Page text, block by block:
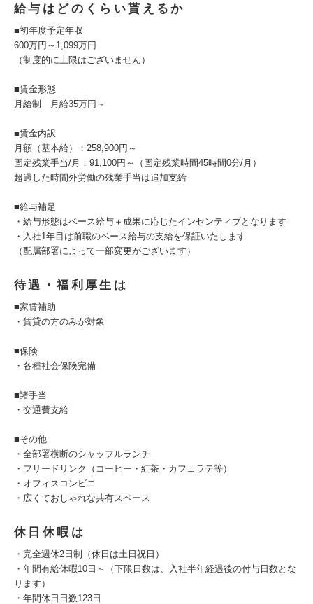
給与はどのくらい貰えるか
■初年度予定年収
600万円～1,099万円
（制度的に上限はございません）
■賃金形態
月給制 月給35万円～
■賃金内訳
月額（基本給）：258,900円～
固定残業手当/月：91,100円～（固定残業時間45時間0分/月）
超過した時間外労働の残業手当は追加支給
■給与補足
・給与形態はベース給与＋成果に応じたインセンティブとなります
・入社1年目は前職のベース給与の支給を保証いたします
（配属部署によって一部変更がございます）
待遇・福利厚生は
■家賃補助
・賃貸の方のみが対象
■保険
・各種社会保険完備
■諸手当
・交通費支給
■その他
・全部署横断のシャッフルランチ
・フリードリンク（コーヒー・紅茶・カフェラテ等）
・オフィスコンビニ
・広くておしゃれな共有スペース
休日休暇は
・完全週休2日制（休日は土日祝日）
・年間有給休暇10日～（下限日数は、入社半年経過後の付与日数とな
ります）
・年間休日日数123日